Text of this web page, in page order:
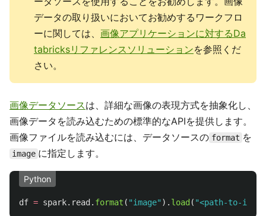
データの取り扱いにおいてお勧めするワークフロ
ーに関しては、 画像アプリケーションに対するDa
tabricksリファレンスソリューションを参照くだ
さい。
画像データソースは、詳細な画像の表現方式を抽象化し、
画像データを読み込むための標準的なAPIを提供します。
画像ファイルを読み込むには、データソースの format を
image に指定します。
Python
df = spark. read . format ( "image" ). load ( "<path-to-